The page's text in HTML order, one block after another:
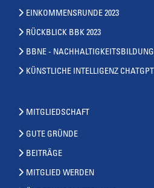
EINKOMMENSRUNDE 2023
RÜCKBLICK BBK 2023
BBNE - NACHHALTIGKEITSBILDUNG
KÜNSTLICHE INTELLIGENZ CHATGPT
MITGLIEDSCHAFT
GUTE GRÜNDE
BEITRÄGE
MITGLIED WERDEN